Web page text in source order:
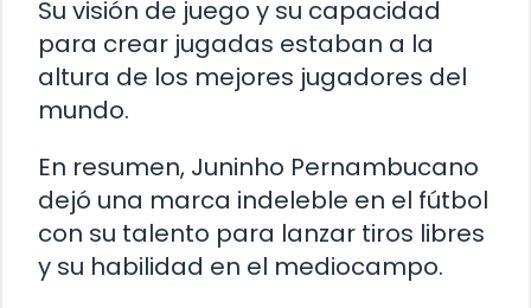
Su visión de juego y su capacidad
para crear jugadas estaban a la
altura de los mejores jugadores del
mundo.
En resumen, Juninho Pernambucano
dejó una marca indeleble en el fútbol
con su talento para lanzar tiros libres
y su habilidad en el mediocampo.